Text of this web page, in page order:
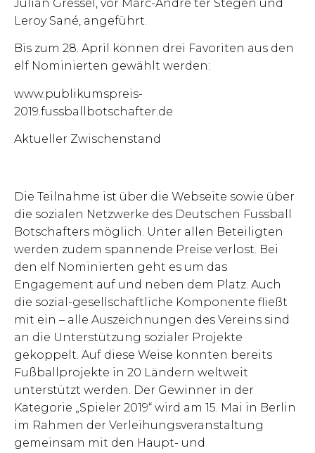
Julian Gressel, vor Marc-André ter Stegen und
Leroy Sané, angeführt.
Bis zum 28. April können drei Favoriten aus den
elf Nominierten gewählt werden:
www.publikumspreis-
2019.fussballbotschafter.de
Aktueller Zwischenstand
Die Teilnahme ist über die Webseite sowie über
die sozialen Netzwerke des Deutschen Fussball
Botschafters möglich. Unter allen Beteiligten
werden zudem spannende Preise verlost. Bei
den elf Nominierten geht es um das
Engagement auf und neben dem Platz. Auch
die sozial-gesellschaftliche Komponente fließt
mit ein – alle Auszeichnungen des Vereins sind
an die Unterstützung sozialer Projekte
gekoppelt. Auf diese Weise konnten bereits
Fußballprojekte in 20 Ländern weltweit
unterstützt werden. Der Gewinner in der
Kategorie „Spieler 2019“ wird am 15. Mai in Berlin
im Rahmen der Verleihungsveranstaltung
gemeinsam mit den Haupt- und